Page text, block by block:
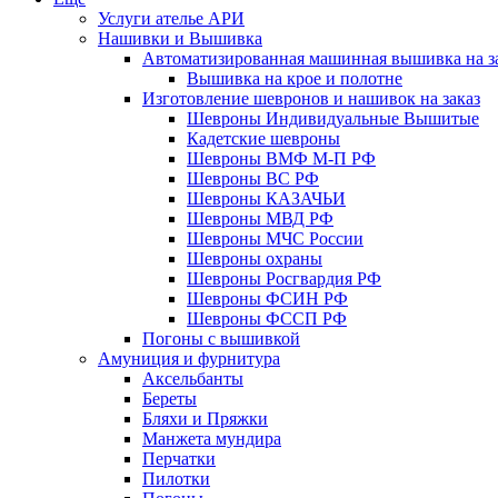
Услуги ателье АРИ
Нашивки и Вышивка
Автоматизированная машинная вышивка на
Вышивка на крое и полотне
Изготовление шевронов и нашивок на заказ
Шевроны Индивидуальные Вышитые
Кадетские шевроны
Шевроны ВМФ М-П РФ
Шевроны ВС РФ
Шевроны КАЗАЧЬИ
Шевроны МВД РФ
Шевроны МЧС России
Шевроны охраны
Шевроны Росгвардия РФ
Шевроны ФСИН РФ
Шевроны ФССП РФ
Погоны с вышивкой
Амуниция и фурнитура
Аксельбанты
Береты
Бляхи и Пряжки
Манжета мундира
Перчатки
Пилотки